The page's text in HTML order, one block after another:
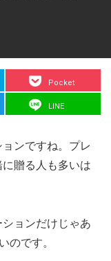
Pocket
LINE
ンですね。プレ
贈る人も多いは
ョンだけじゃあ
のです。